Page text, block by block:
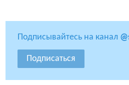
Подписывайтесь на канал
Подписаться